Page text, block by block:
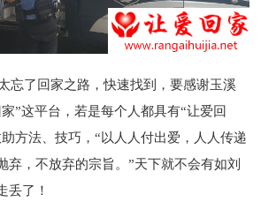
了回家之路，快速找到，要感谢玉溪
”这平台，若是每个人都具有“让爱回
方法、技巧，“以人人付出爱，人人传递
弃，不放弃的宗旨。”天下就不会有如刘
丢了！